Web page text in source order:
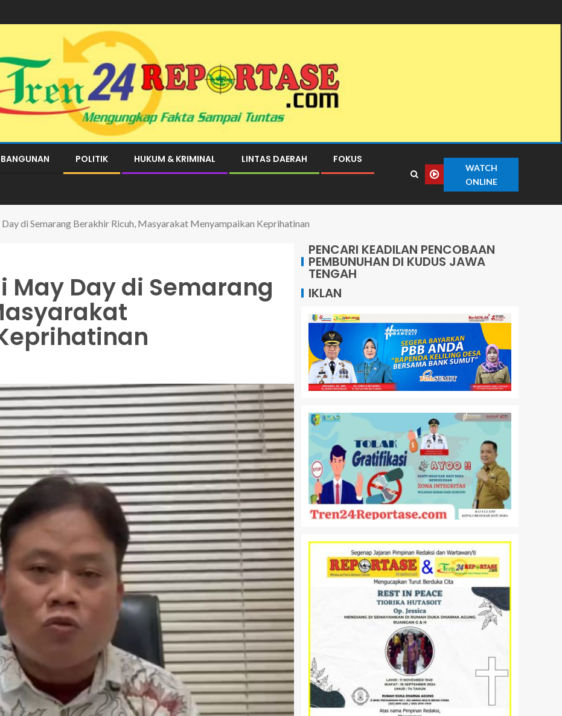
POLITIK HUKUM & KRIMINAL LINTAS DAERAH FOKUS
WATCH
ONLINE
di Semarang Berakhir Ricuh, Masyarakat Menyampaikan Keprihatinan
May Day di Semarang
PENCARI KEADILAN PENCOBAAN
PEMBUNUHAN DI KUDUS JAWA
TENGAH
IKLAN